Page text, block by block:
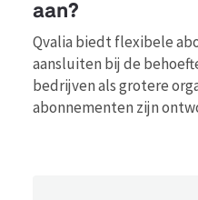
aan?
Qvalia biedt flexibele
aansluiten bij de
bedrijven als grotere
abonnementen zijn